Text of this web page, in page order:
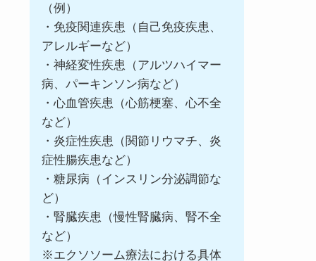
（例）
・免疫関連疾患（自己免疫疾患、
アレルギーなど）
・神経変性疾患（アルツハイマー
病、パーキンソン病など）
・心血管疾患（心筋梗塞、心不全
など）
・炎症性疾患（関節リウマチ、炎
症性腸疾患など）
・糖尿病（インスリン分泌調節な
ど）
・腎臓疾患（慢性腎臓病、腎不全
など）
※エクソソーム療法における具体